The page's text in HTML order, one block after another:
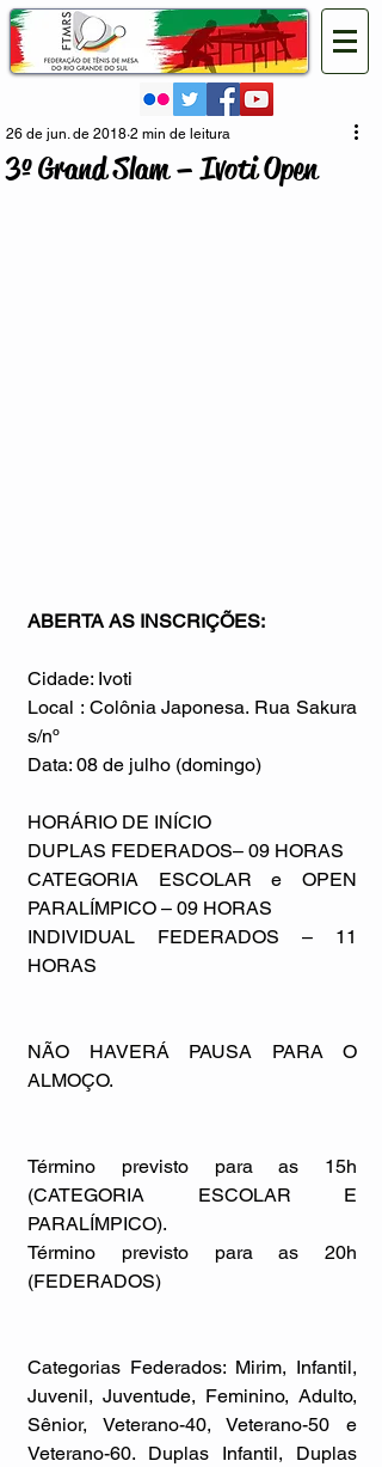
3º Grand Slam – Ivoti Open
26 de jun. de 2018 2 min de leitura
ABERTA AS INSCRIÇÕES:
Cidade: Ivoti
Local : Colônia Japonesa. Rua Sakura
s/nº
Data: 08 de julho (domingo)
HORÁRIO DE INÍCIO
DUPLAS FEDERADOS– 09 HORAS
CATEGORIA ESCOLAR e OPEN
PARALÍMPICO – 09 HORAS
INDIVIDUAL FEDERADOS – 11
HORAS
NÃO HAVERÁ PAUSA PARA O
ALMOÇO.
Término previsto para as 15h
(CATEGORIA ESCOLAR E
PARALÍMPICO).
Término previsto para as 20h
(FEDERADOS)
Categorias Federados: Mirim, Infantil,
Juvenil, Juventude, Feminino, Adulto,
Sênior, Veterano-40, Veterano-50 e
Veterano-60. Duplas Infantil, Duplas